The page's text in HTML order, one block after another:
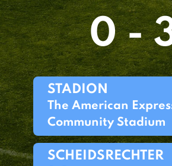
0 -
STADION
The American
Community Stadium
SCHEIDSRECHTER